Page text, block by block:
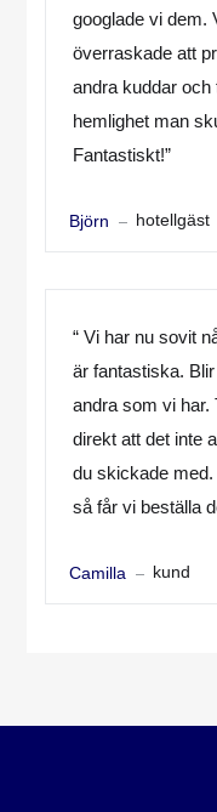
googlade vi dem.
överraskade att
andra kuddar
hemlighet man
Fantastiskt!”
Björn hotellgäst
“ Vi har nu sovit
är fantastiska.
andra som vi har.
direkt att det inte
du skickade
så får vi beställa
Camilla kund